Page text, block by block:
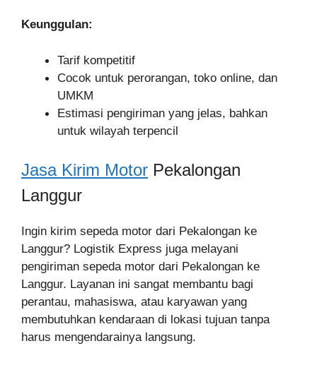
Keunggulan:
Tarif kompetitif
Cocok untuk perorangan, toko online, dan
UMKM
Estimasi pengiriman yang jelas, bahkan
untuk wilayah terpencil
Jasa Kirim Motor Pekalongan
Langgur
Ingin kirim sepeda motor dari Pekalongan ke
Langgur? Logistik Express juga melayani
pengiriman sepeda motor dari Pekalongan ke
Langgur. Layanan ini sangat membantu bagi
perantau, mahasiswa, atau karyawan yang
membutuhkan kendaraan di lokasi tujuan tanpa
harus mengendarainya langsung.